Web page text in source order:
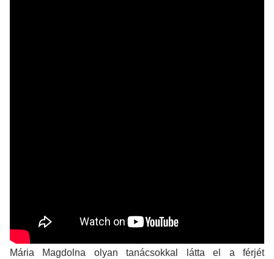
Mária Magdolna olyan tanácsokkal látta el a férjét